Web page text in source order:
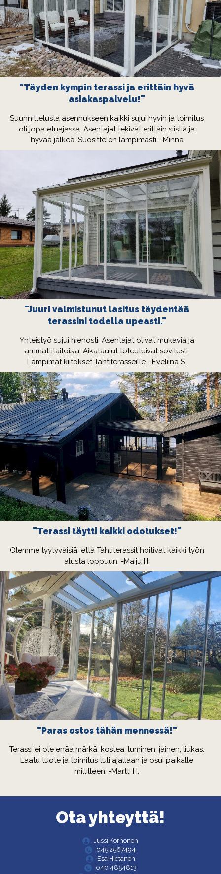
"Täyden kympin terassi ja erittäin hyvä
asiakaspalvelu!"
Suunnittelusta asennukseen kaikki sujui hyvin ja toimitus
oli jopa etuajassa. Asentajat tekivät erittäin siistiä ja
hyvää jälkeä. Suosittelen lämpimästi. -Minna
"Juuri valmistunut lasitus täydentää
terassini todella upeasti."
Yhteistyö sujui hienosti. Asentajat olivat mukavia ja
ammattitaitoisia! Aikataulut toteutuivat sovitusti.
Lämpimät kiitokset Tähtiterasseille. -Eveliina S.
"Terassi täytti kaikki odotukset!"
Olemme tyytyväisiä, että Tähtiterassit hoitivat kaikki työn
alusta loppuun. -Maiju H.
"Paras ostos tähän mennessä!"
Terassi ei ole enää märkä, kostea, luminen, jäinen, liukas.
Laatu tuote ja toimitus tuli ajallaan ja osui paikalle
millilleen. -Martti H.
Ota yhteyttä!
Jussi Korhonen
045 2567494
Esa Hietanen
040 4854813